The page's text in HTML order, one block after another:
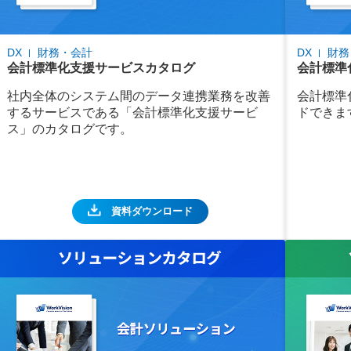
DX 財務・会計
会計標準化支援サービスカタログ
社内全体のシステム間のデータ連携業務を改善
するサービスである「会計標準化支援サービ
ス」のカタログです。
資料ダウンロード
DX 財
会計標準
会計標準
ドできま